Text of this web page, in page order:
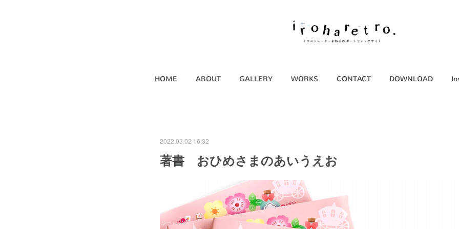
HOME ABOUT GALLERY WORKS CONTACT DOWNLOAD
2022.03.02 16:32
著書 おひめさまのあいうえお